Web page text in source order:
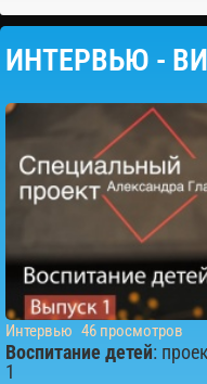
ИНТЕРВЬЮ -
Интервью 46 просмотров
Воспитание детей:
1